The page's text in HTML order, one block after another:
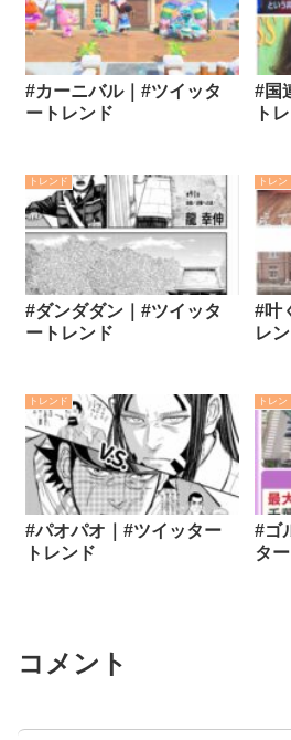
#カーニバル｜#ツイッタ
ートレンド
#国
ト
トレンド
#ダンダダン｜#ツイッタ
ートレンド
トレン
#叶
レ
トレンド
#パオパオ｜#ツイッター
トレンド
トレン
#ゴ
タ
コメント